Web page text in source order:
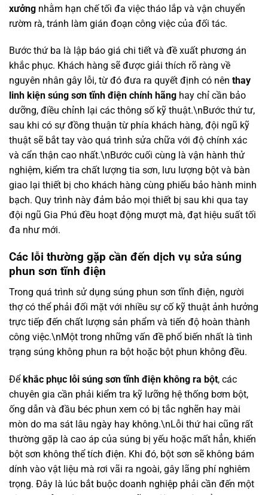
xưởng nhằm hạn chế tối đa việc tháo lắp và vận chuyển
rườm rà, tránh làm gián đoạn công việc của đối tác.
Bước thứ ba là lập báo giá chi tiết và đề xuất phương án
khắc phục. Khách hàng sẽ được giải thích rõ ràng về
nguyên nhân gây lỗi, từ đó đưa ra quyết định có nên thay
linh kiện súng sơn tĩnh điện chính hãng hay chỉ cần bảo
dưỡng, điều chỉnh lại các thông số kỹ thuật.\nBước thứ tư,
sau khi có sự đồng thuận từ phía khách hàng, đội ngũ kỹ
thuật sẽ bắt tay vào quá trình sửa chữa với độ chính xác
và cẩn thận cao nhất.\nBước cuối cùng là vận hành thử
nghiệm, kiểm tra chất lượng tia sơn, lưu lượng bột và bàn
giao lại thiết bị cho khách hàng cùng phiếu bảo hành minh
bạch. Quy trình này đảm bảo mọi thiết bị sau khi qua tay
đội ngũ Gia Phú đều hoạt động mượt mà, đạt hiệu suất tối
đa như mới.
Các lỗi thường gặp cần đến dịch vụ sửa súng
phun sơn tĩnh điện
Trong quá trình sử dụng súng phun sơn tĩnh điện, người
thợ có thể phải đối mặt với nhiều sự cố kỹ thuật ảnh hưởng
trực tiếp đến chất lượng sản phẩm và tiến độ hoàn thành
công việc.\nMột trong những vấn đề phổ biến nhất là tình
trạng súng không phun ra bột hoặc bột phun không đều.
Đểkhắc phục lỗi súng sơn tĩnh điện không ra bột, các
chuyên gia cần phải kiểm tra kỹ lưỡng hệ thống bơm bột,
ống dẫn và đầu béc phun xem có bị tắc nghẽn hay mài
mòn do ma sát lâu ngày hay không.\nLỗi thứ hai cũng rất
thường gặp là cao áp của súng bị yếu hoặc mất hẳn, khiến
bột sơn không thể tích điện. Khi đó, bột sơn sẽ không bám
dính vào vật liệu mà rơi vãi ra ngoài, gây lãng phí nghiêm
trọng. Đây là lúc bắt buộc doanh nghiệp phải cần đến một